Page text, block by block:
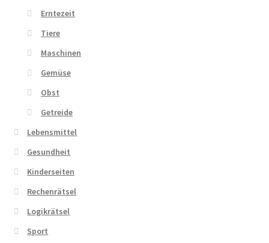
Erntezeit
Tiere
Maschinen
Gemüse
Obst
Getreide
Lebensmittel
Gesundheit
Kinderseiten
Rechenrätsel
Logikrätsel
Sport